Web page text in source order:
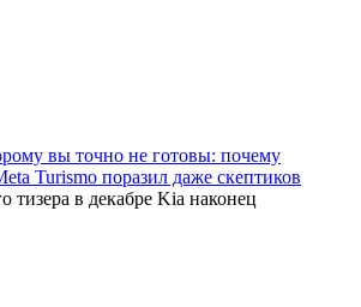
вы точно не готовы: почему
Turismo поразил даже скептиков
тизера в декабре Kia наконец